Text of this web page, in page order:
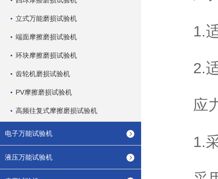
立式万能磨损试验机
端面摩擦磨损试验机
环块摩擦磨损试验机
齿轮机磨损试验机
PV摩擦磨损试验机
高频往复式摩擦磨损试验机
电子万能试验机
液压万能试验机
1.适
2.适
应力
1.采